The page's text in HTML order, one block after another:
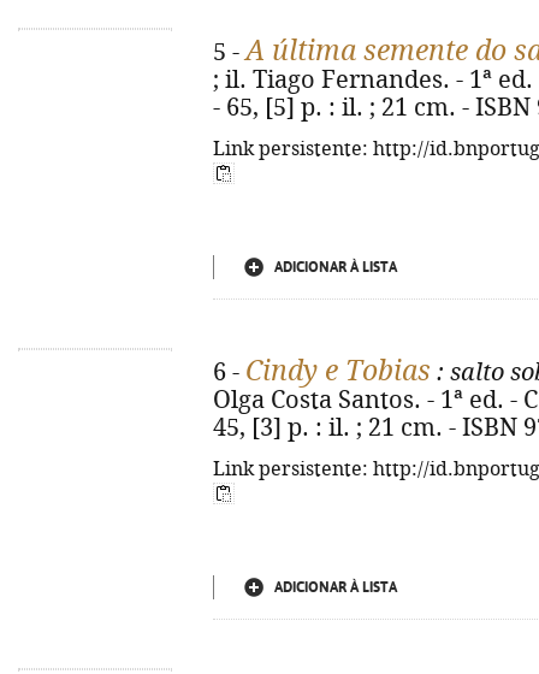
5 -A última semente do
; il. Tiago Fernandes. - 1ª
- 65, [5] p. : il. ; 21 cm. - ISBN
Link persistente: http://
ADICIONAR À LISTA
6 - Cindy e Tobias : salto
Olga Costa Santos. - 1ª ed.
45, [3] p. : il. ; 21 cm. - ISBN
Link persistente: http://
ADICIONAR À LISTA